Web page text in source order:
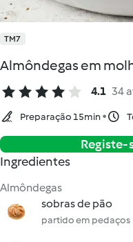
TM7
Almôndegas em
4.1 34
Preparação 15min
Ingredientes
Almôndegas
sobras de pão
partido em pedaços